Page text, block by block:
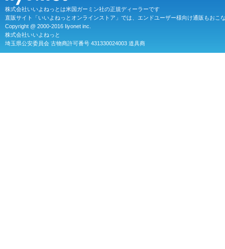
株式会社いいよねっとは米国ガーミン社の正規ディーラーです
直販サイト「いいよねっとオンラインストア」では、エンドユーザー様向け通販もおこ
Copyright @ 2000-2016 Iiyonet inc.
株式会社いいよねっと
埼玉県公安委員会 古物商許可番号 431330024003 道具商